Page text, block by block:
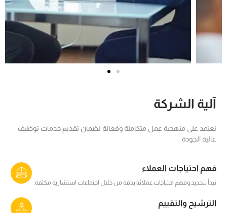
آلية الشركة
نعتمد على منهجية عمل متكاملة وفعالة لضمان تقديم خدمات توظيف
عالية الجودة.
فهم احتياجات العملاء
نبدأ بتحديد وفهم احتياجات عملائنا بدقة من خلال اجتماعات استشارية مكثفة.
الترشيح والتقييم